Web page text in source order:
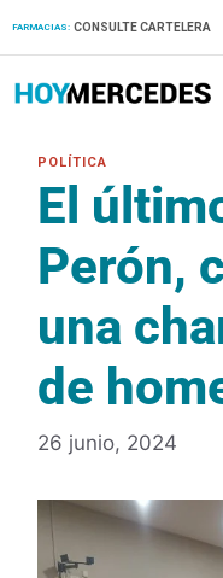
FARMACIAS: CONSULTE CARTELERA
El
Perón,
una
de
26 junio, 2024